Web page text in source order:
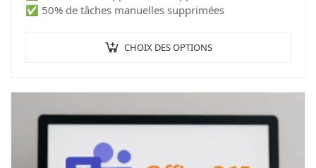
✅ 50% de tâches manuelles supprimées
CHOIX DES OPTIONS